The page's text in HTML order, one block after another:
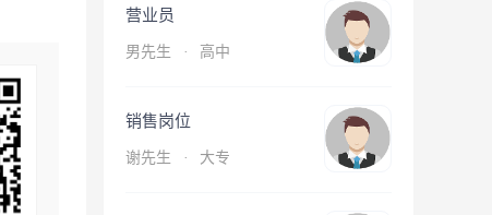
营业员
男先生 · 高中
销售岗位
谢先生 · 大专